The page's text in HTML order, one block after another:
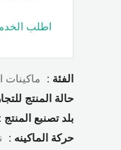
اطلب
الفئة :
ماكينات
حالة المنتج
بلد تصنبع المنتج :
حركة الماكينه :